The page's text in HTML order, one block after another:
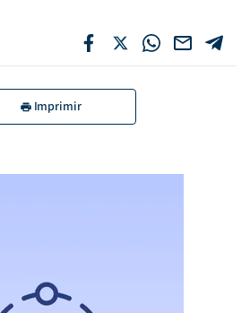
Imprimir